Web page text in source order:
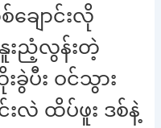
ောင်းလို
နူးညံ့လွန်းတဲ့
ပီး ဝင်သွား
ထိပ်ဖူး ဒစ်နဲ့